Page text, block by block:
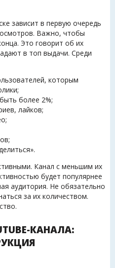
зависит в первую очередь
Важно, чтобы
Это говорит об их
в топ выдачи. Среди
которым
более 2%;
лайков;
Канал с меньшим их
будет популярнее
аудитория. Не обязательно
за их количеством.
КАНАЛА: